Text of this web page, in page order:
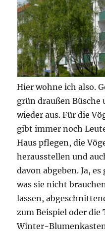
Hier wohne ich also.
grün draußen Büsche
wieder aus. Für die
gibt immer noch
Haus pflegen, die
herausstellen und
davon abgeben. Ja,
was sie nicht
lassen,
zum Beispiel oder die
Winter-